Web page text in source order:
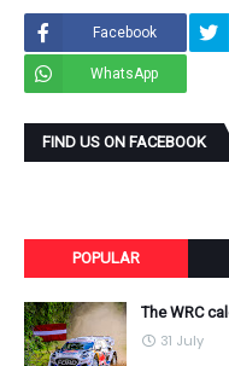
Facebook
WhatsApp
FIND US ON FACEBOOK
POPULAR
The WRC
31 July